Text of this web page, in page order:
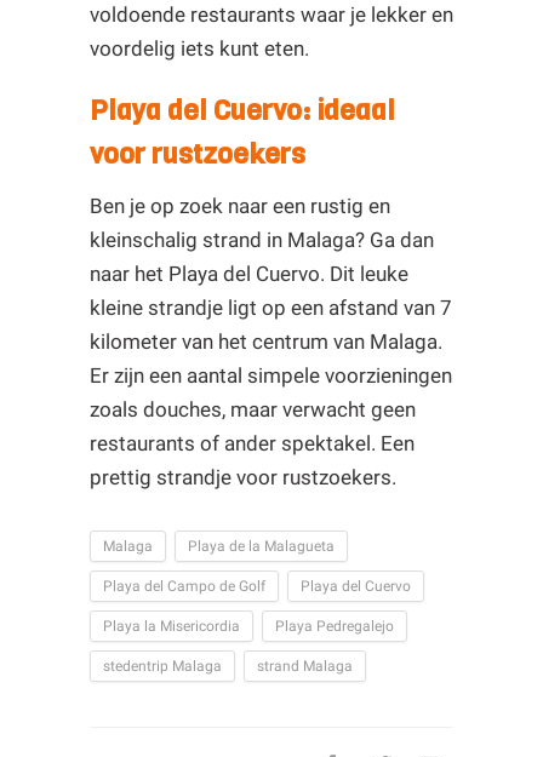
voldoende restaurants waar je lekker en
voordelig iets kunt eten.
Playa del Cuervo: ideaal
voor rustzoekers
Ben je op zoek naar een rustig en
kleinschalig strand in Malaga? Ga dan
naar het Playa del Cuervo. Dit leuke
kleine strandje ligt op een afstand van 7
kilometer van het centrum van Malaga.
Er zijn een aantal simpele voorzieningen
zoals douches, maar verwacht geen
restaurants of ander spektakel. Een
prettig strandje voor rustzoekers.
Malaga Playa de la Malagueta
Playa del Campo de Golf Playa del Cuervo
Playa la Misericordia Playa Pedregalejo
stedentrip Malaga strand Malaga